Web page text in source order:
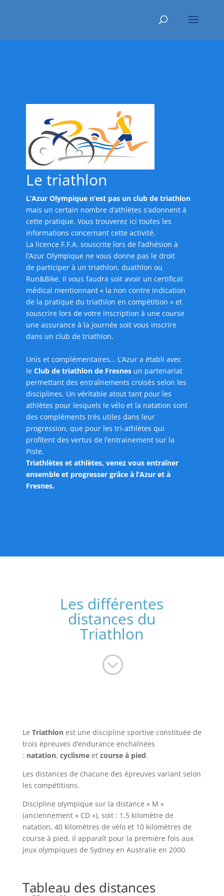
Le triathlon
L’Azur Olympique n’est pas un club de triathlon
mais un certain nombre d’athlètes s’adonnent à
cette pratique. Vous trouverez ici toutes les
informations concernant cette activité.
La licence F.F.A. souscrite lors de l’adhésion à
l’Azur Olympique ne vous donne pas le droit
de participer à un triathlon, duathlon ou
Run&Bike. Il vous faudra soit avoir un certificat
médical mentionnant « la non contre indication
de la pratique du triathlon en compétition » et
souscrire lors de votre inscription à une course
une assurance à la journée soit vous inscrire
dans un club de triathlon.
Unis et complémentaires… L’Azur a établi avec
le Club de triathlon de Fresnesun partenariat
permettant des entraînements croisés selon les
disciplines. Un véritable atout tant pour les
athlètes pour lesquels le vélo et la natation sont
des compléments très utiles dans leur
progression, que pour les tri-athlètes qui
profitent des vertus de l’entrainement sur la
Piste.
Triathlètes et athlètes, venez vous entraîner
ensemble et progresser grâce à l’Azur et à
Fresnes.
Les différentes
distances du
Triathlon
;
Le Triathlonest une discipline sportive constituée de
trois épreuves d’endurance enchaînées
: natation, cyclismeet course à pied.
Les distances de chacune des épreuves variant selon
les compétitions.
Discipline olympique sur la distance « M »
(anciennement « CD »), soit : 1,5 kilomètre de
natation, 40 kilomètres de vélo et 10 kilomètres de
course à pied, il apparaît pour la première fois aux
jeux olympiques de Sydney en Australie en 2000.
Tableau des distances